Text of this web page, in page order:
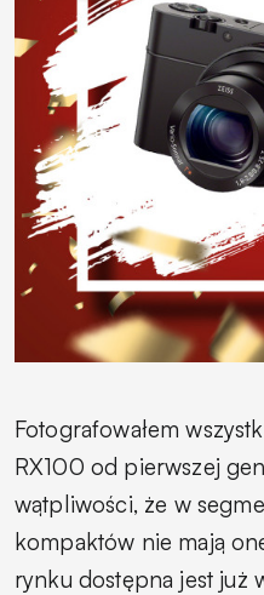
Fotografowałem
RX100 od pierwszej
wątpliwości, że w
kompaktów nie mają
rynku dostępna jest już